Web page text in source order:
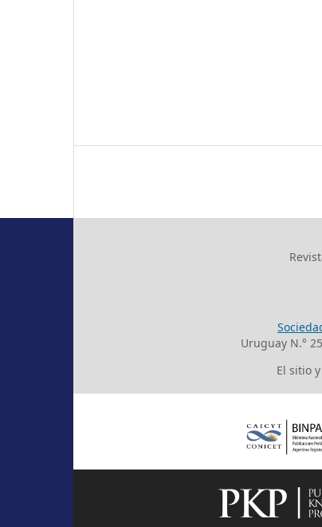
Uruguay N.°
El sitio